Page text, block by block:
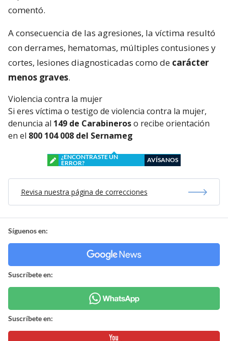
comentó.
A consecuencia de las agresiones, la víctima resultó
con derrames, hematomas, múltiples contusiones y
cortes, lesiones diagnosticadas como de carácter
menos graves.
Violencia contra la mujer
Si eres víctima o testigo de violencia contra la mujer,
denuncia al 149 de Carabineroso recibe orientación
en el 800 104 008 del Sernameg
¿ENCONTRASTE UN
ERROR?
AVÍSANOS
Revisa nuestra página de correcciones
Síguenos en:
Suscríbete en:
Suscríbete en: